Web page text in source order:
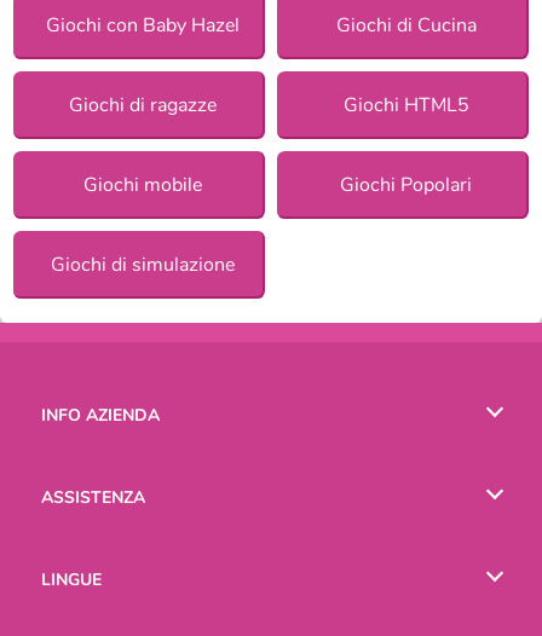
Giochi con Baby Hazel Giochi di Cucina
Giochi di ragazze Giochi HTML5
Giochi mobile Giochi Popolari
Giochi di simulazione
INFO AZIENDA
ASSISTENZA
LINGUE